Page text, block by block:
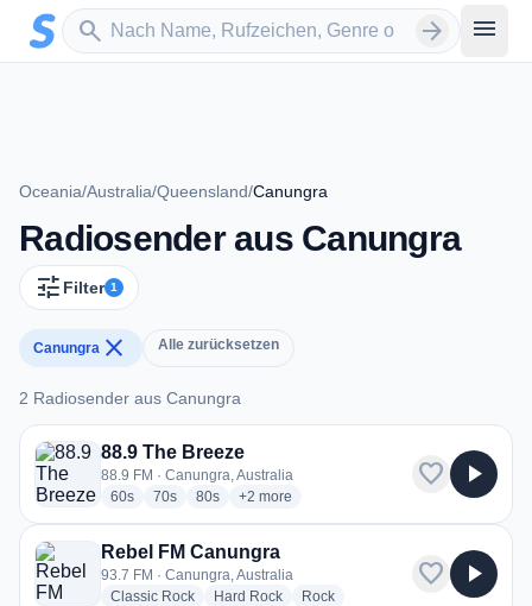
Zum Hauptinhalt springen
search
Sender suchen arrow_forward menu
Oceania/Australia/Queensland/Canungra
Radiosender aus Canungra
tune Filter 1
Canungra close Alle zurücksetzen
2 Radiosender aus Canungra
2 Radiosender aus Canungra
88.9 The Breeze
88.9 FM · Canungra, Australia
60sradio stations
70sradio stations
80sradio stations
+2 more genres for 88.9 The Breeze
more
favorite play_arrow
Rebel FM Canungra
93.7 FM · Canungra, Australia
Classic Rockradio stations
Hard Rockradio stations
Rockradio stations
favorite play_arrow